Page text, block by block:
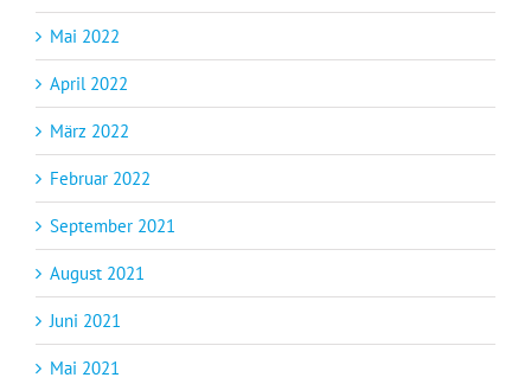
Mai 2022
April 2022
März 2022
Februar 2022
September 2021
August 2021
Juni 2021
Mai 2021